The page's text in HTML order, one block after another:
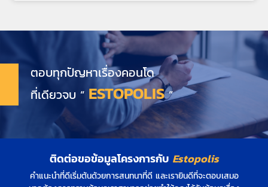
ตอบทุกปัญหาเรื่องคอนโด
ที่เดียวจบ “ ESTOPOLIS”
ติดต่อขอข้อมูลโครงการกับ Estopolis
คำแนะนำที่ดีเริ่มต้นด้วยการสนทนาที่ดี และเรายินดีที่จะตอบเสมอ